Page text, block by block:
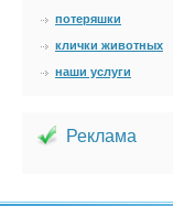
потеряшки
клички животных
наши услуги
Реклама